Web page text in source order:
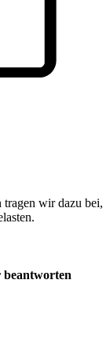
wir dazu bei,
beantworten